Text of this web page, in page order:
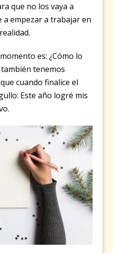
que no los vaya a
a empezar a trabajar en
es: ¿Cómo lo
tenemos
cuando finalice el
Este año logré mis